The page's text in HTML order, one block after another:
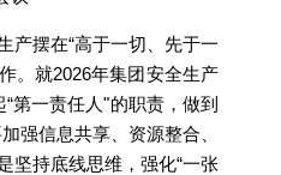
产摆在“高于一切、先于一
。就2026年集团安全生产
第一责任人"的职责，做到
强信息共享、资源整合、
坚持底线思维，强化“一张